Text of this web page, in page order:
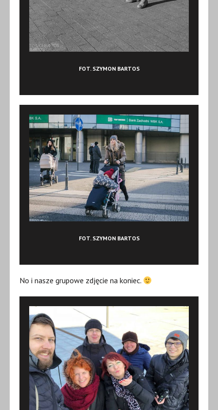
FOT. SZYMON BARTOS
FOT. SZYMON BARTOS
No i nasze grupowe zdjęcie na koniec.